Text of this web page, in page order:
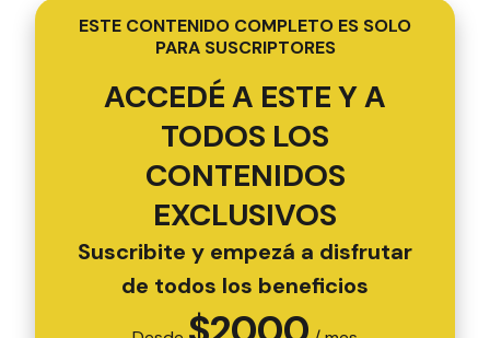
ESTE CONTENIDO COMPLETO ES SOLO
PARA SUSCRIPTORES
ACCEDÉ A ESTE Y A
TODOS LOS
CONTENIDOS
EXCLUSIVOS
Suscribite y empezá a disfrutar
de todos los beneficios